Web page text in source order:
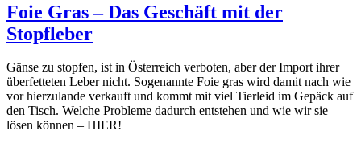
Foie Gras – Das Geschäft mit der
Stopfleber
Gänse zu stopfen, ist in Österreich verboten, aber der Import ihrer
überfetteten Leber nicht. Sogenannte Foie gras wird damit nach wie
vor hierzulande verkauft und kommt mit viel Tierleid im Gepäck auf
den Tisch. Welche Probleme dadurch entstehen und wie wir sie
lösen können – HIER!